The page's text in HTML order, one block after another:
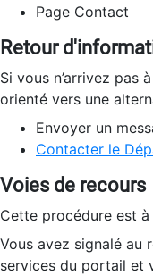
Page Contact
Retour
Si vous n’arrivez pas
orienté vers une
Envoyer un
Contacter le
Voies de recours
Cette procédure est
Vous avez signalé au
services du portail et